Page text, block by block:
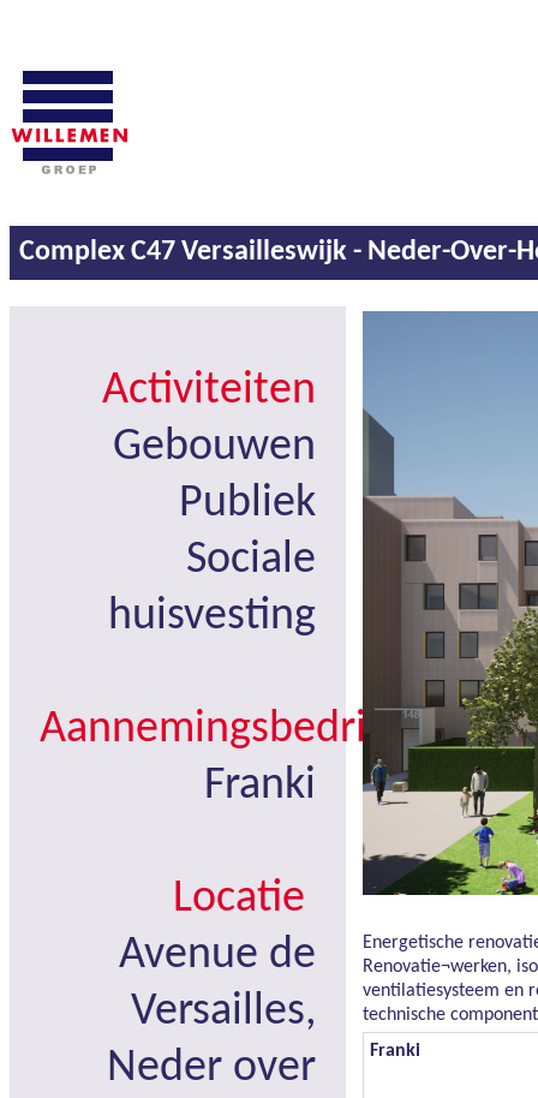
Complex C47 Versailleswijk - Neder-Over-
Activiteiten
Gebouwen
Publiek
Sociale
huisvesting
Aannemingsbedrijf
Franki
Locatie
Avenue de
Versailles,
Neder over
Energetische
Renovatie¬werken,
ventilatiesysteem en
technische
Franki